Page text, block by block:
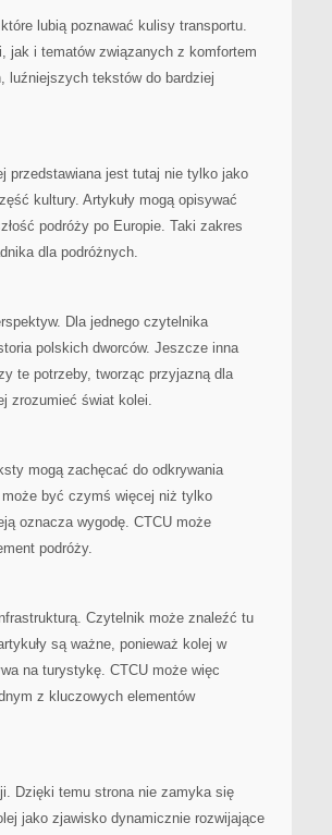
lubią poznawać kulisy transportu.
jak i tematów związanych z komfortem
luźniejszych tekstów do bardziej
przedstawiana jest tutaj nie tylko jako
kultury. Artykuły mogą opisywać
podróży po Europie. Taki zakres
dla podróżnych.
Dla jednego czytelnika
polskich dworców. Jeszcze inna
te potrzeby, tworząc przyjazną dla
zrozumieć świat kolei.
mogą zachęcać do odkrywania
być czymś więcej niż tylko
oznacza wygodę. CTCU może
podróży.
Czytelnik może znaleźć tu
są ważne, ponieważ kolej w
na turystykę. CTCU może więc
z kluczowych elementów
Dzięki temu strona nie zamyka się
jako zjawisko dynamicznie rozwijające